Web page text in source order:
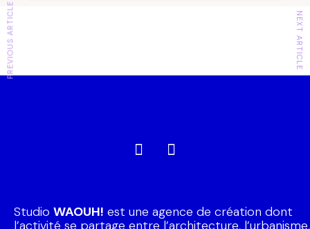
PREVIOUS ARTICLE NEXT ARTICLE
Studio WAOUH! est une agence de création dont
l’activité se partage entre l’architecture, l’urbanisme,